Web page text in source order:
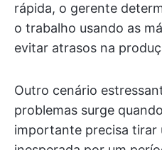
rápida, o gerente
o trabalho usando as
evitar atrasos na
Outro cenário
problemas surge
importante precisa tirar